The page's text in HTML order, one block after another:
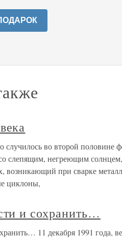
случилось во второй половине
слепящим, негреющим
возникающий при сварке
циклоны,
и сохранить…
11 декабря 1991 года,